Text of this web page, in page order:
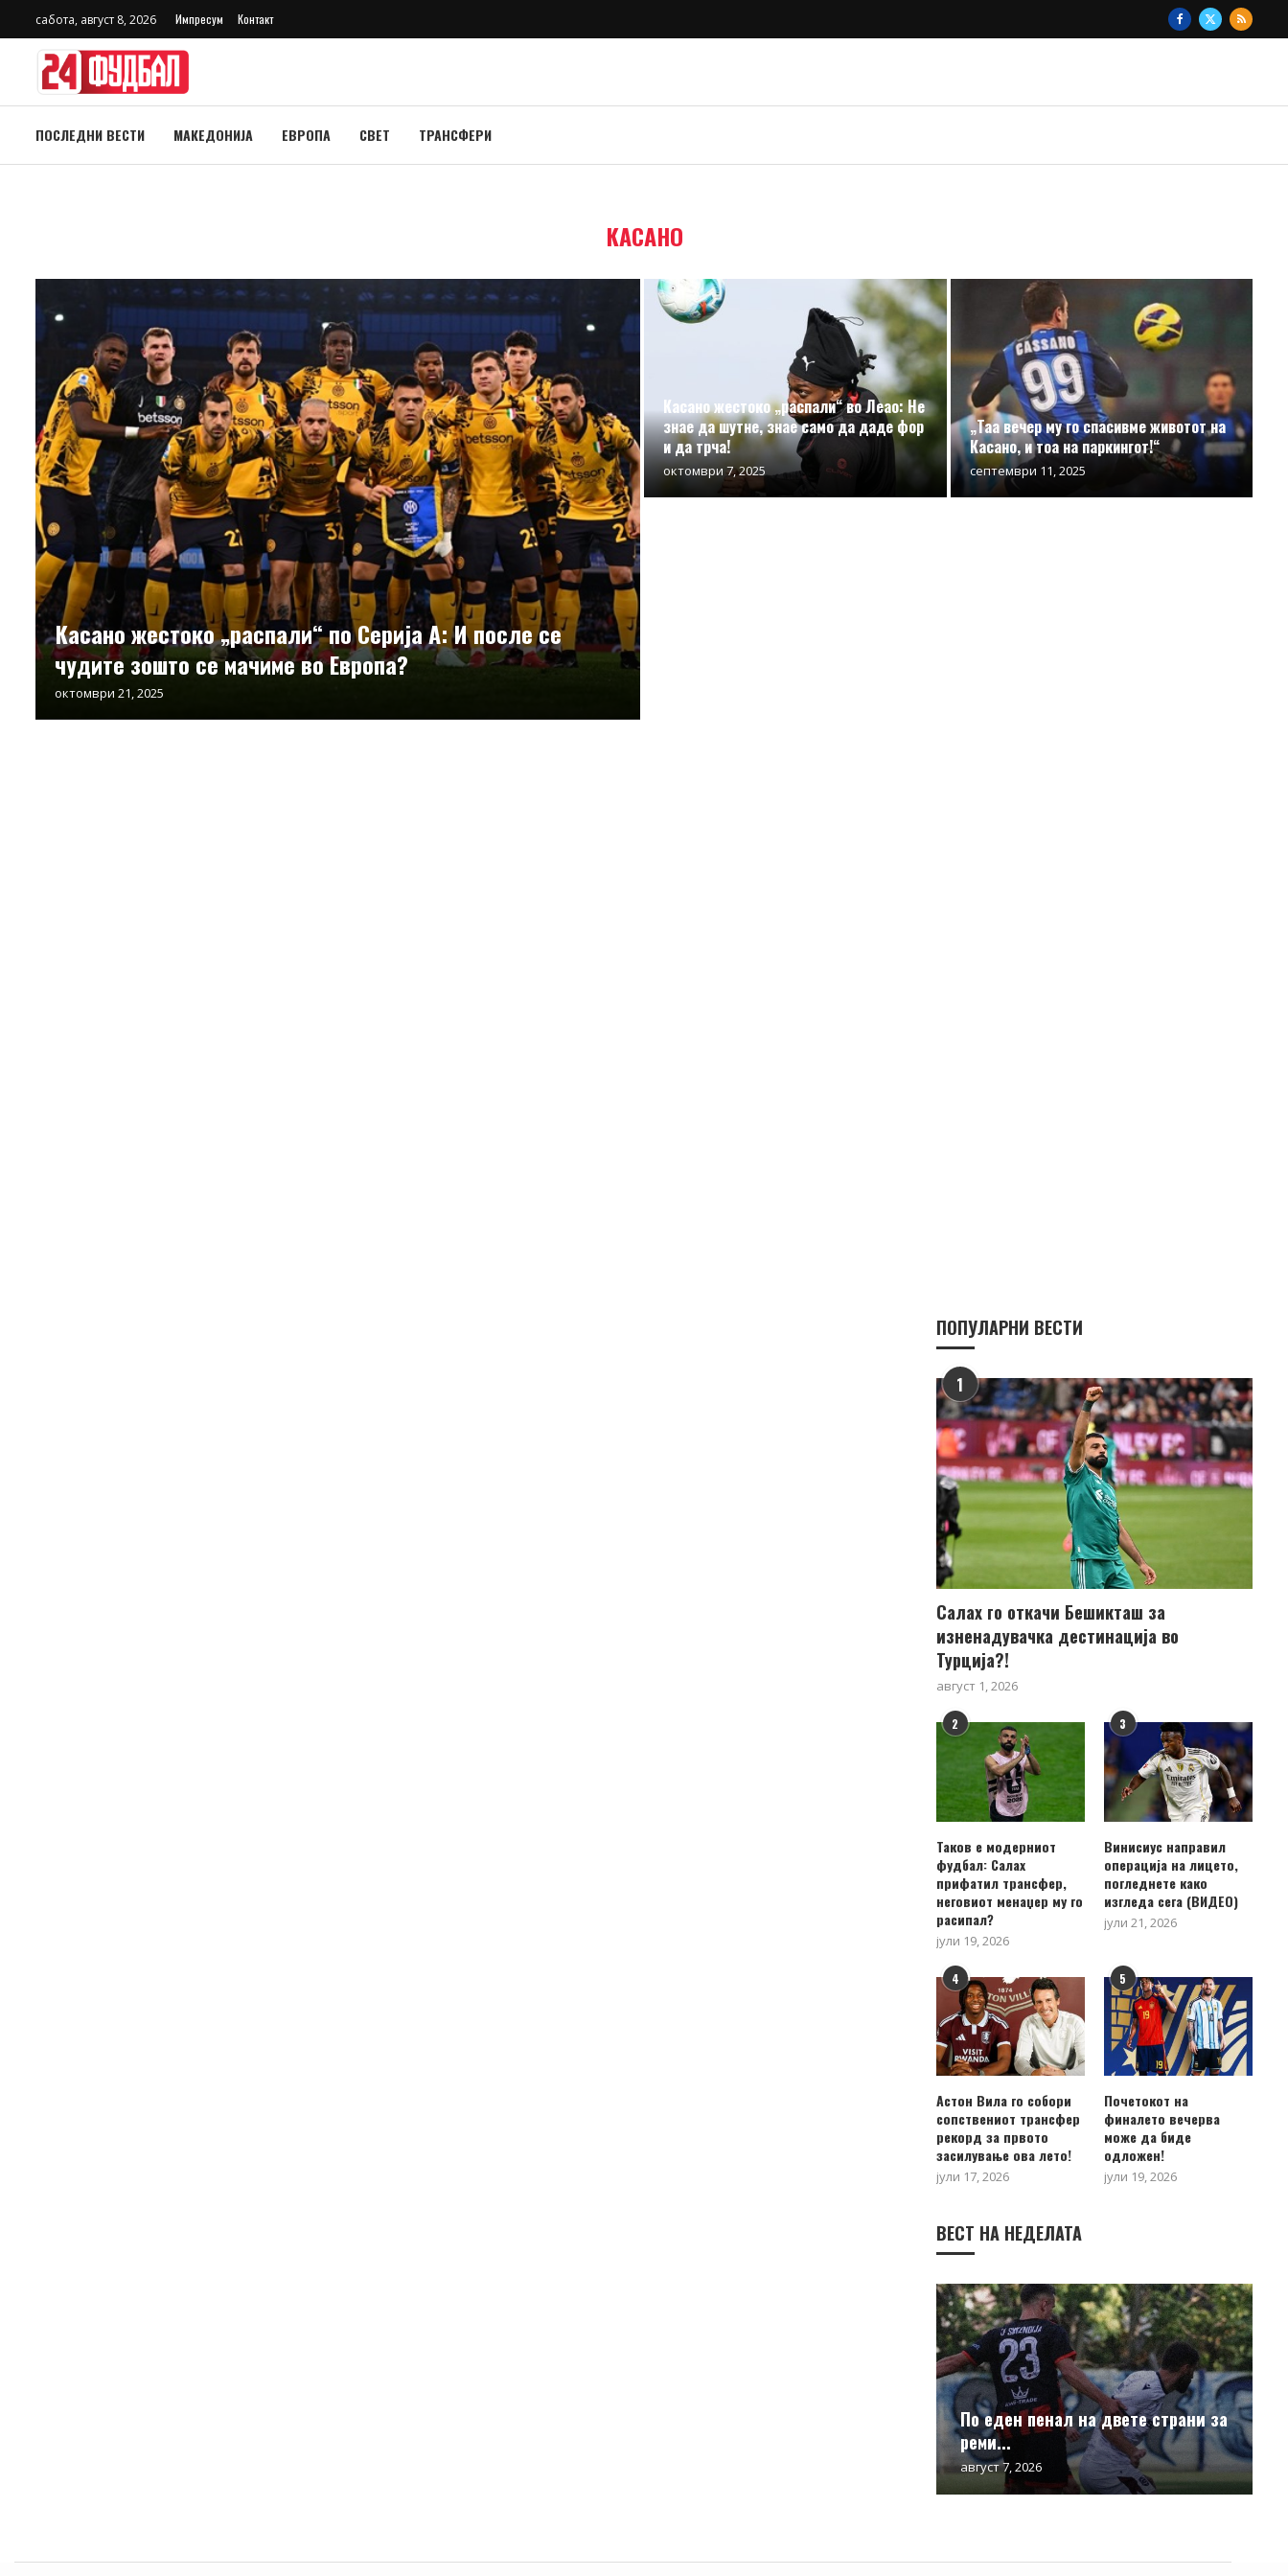
сабота, август 8, 2026 Импресум Контакт
ПОСЛЕДНИ ВЕСТИ МАКЕДОНИЈА ЕВРОПА СВЕТ ТРАНСФЕРИ
КАСАНО
Касано жестоко „распали“ по Серија А: И после се
чудите зошто се мачиме во Европа?
октомври 21, 2025
Касано жестоко „распали“ во Леао: Не
знае да шутне, знае само да даде фор
и да трча!
октомври 7, 2025
„Таа вечер му го спасивме животот на
Касано, и тоа на паркингот!“
септември 11, 2025
ПОПУЛАРНИ ВЕСТИ
1
Салах го откачи Бешикташ за
изненадувачка дестинација во
Турција?!
август 1, 2026
2
Таков е модерниот
фудбал: Салах
прифатил трансфер,
неговиот менаџер му го
расипал?
јули 19, 2026
3
Винисиус направил
операција на лицето,
погледнете како
изгледа сега (ВИДЕО)
јули 21, 2026
4
Астон Вила го собори
сопствениот трансфер
рекорд за првото
засилување ова лето!
јули 17, 2026
5
Почетокот на
финалето вечерва
може да биде
одложен!
јули 19, 2026
ВЕСТ НА НЕДЕЛАТА
По еден пенал на двете страни за
реми...
август 7, 2026